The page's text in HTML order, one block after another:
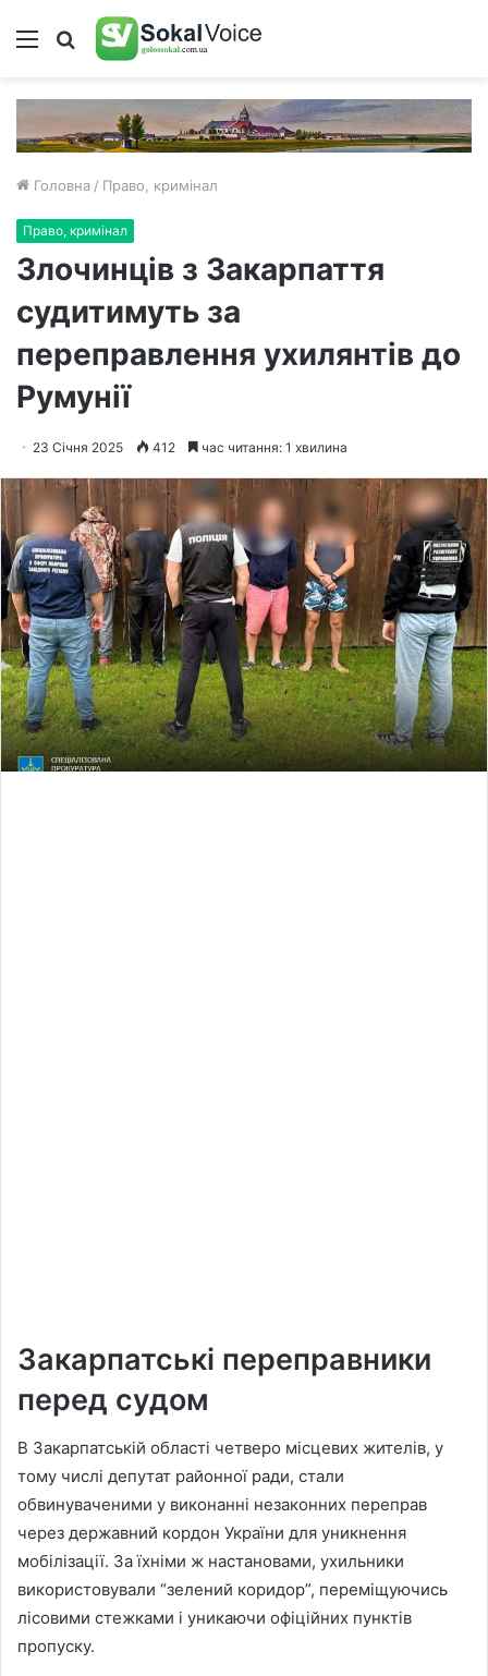
Меню Пошук
Головна / Право, кримінал
Право, кримінал
Злочинців з Закарпаття
судитимуть за
переправлення ухилянтів до
Румунії
23 Січня 2025 412 час читання: 1 хвилина
Закарпатські переправники
перед судом
В Закарпатській області четверо місцевих жителів, у
тому числі депутат районної ради, стали
обвинуваченими у виконанні незаконних переправ
через державний кордон України для уникнення
мобілізації. За їхніми ж настановами, ухильники
використовували “зелений коридор”, переміщуючись
лісовими стежками і уникаючи офіційних пунктів
пропуску.